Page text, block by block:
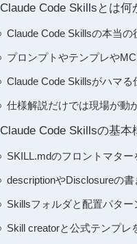
Claude Code Skillsとは
Claude Code Skillsの本当
プロンプトやテンプレや
Claude Code Skillsがハマ
仕様解説だけでは現場が動
Claude Code Skillsの基
SKILL.mdのフロントマタ
descriptionやDisclosureの
Skillsフォルダと配置パタ
Skill creatorと公式テンプレ